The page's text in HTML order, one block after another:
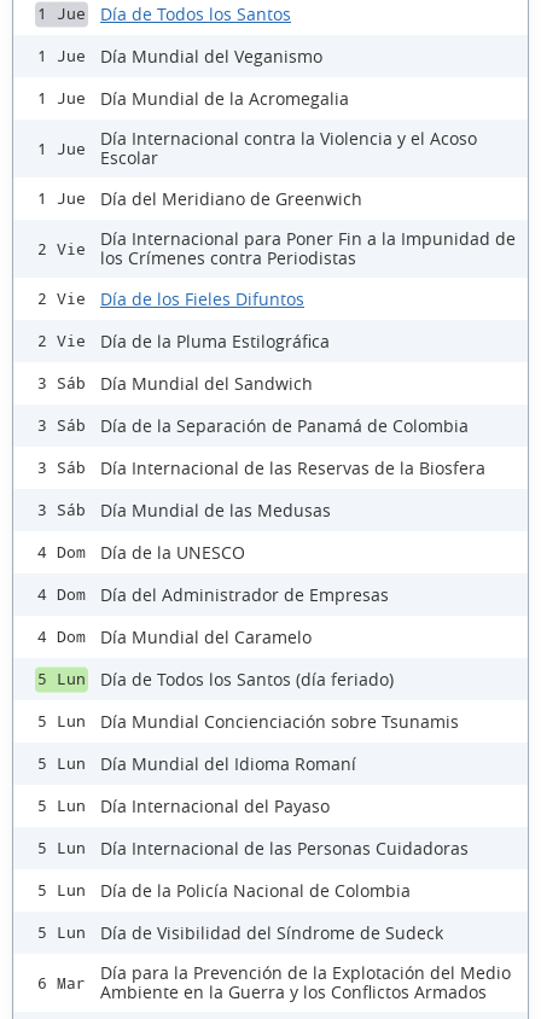
1 Jue Día de Todos los Santos
1 Jue Día Mundial del Veganismo
1 Jue Día Mundial de la Acromegalia
1 Jue
Día Internacional contra la Violencia y el Acoso
Escolar
1 Jue Día del Meridiano de Greenwich
2 Vie
Día Internacional para Poner Fin a la Impunidad de
los Crímenes contra Periodistas
2 Vie Día de los Fieles Difuntos
2 Vie Día de la Pluma Estilográfica
3 Sáb Día Mundial del Sandwich
3 Sáb Día de la Separación de Panamá de Colombia
3 Sáb Día Internacional de las Reservas de la Biosfera
3 Sáb Día Mundial de las Medusas
4 Dom Día de la UNESCO
4 Dom Día del Administrador de Empresas
4 Dom Día Mundial del Caramelo
5 Lun Día de Todos los Santos (día feriado)
5 Lun Día Mundial Concienciación sobre Tsunamis
5 Lun Día Mundial del Idioma Romaní
5 Lun Día Internacional del Payaso
5 Lun Día Internacional de las Personas Cuidadoras
5 Lun Día de la Policía Nacional de Colombia
5 Lun Día de Visibilidad del Síndrome de Sudeck
6 Mar
Día para la Prevención de la Explotación del Medio
Ambiente en la Guerra y los Conflictos Armados